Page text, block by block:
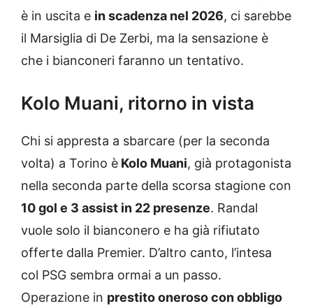
è in uscita e in scadenza nel 2026, ci sarebbe
il Marsiglia di De Zerbi, ma la sensazione è
che i bianconeri faranno un tentativo.
Kolo Muani, ritorno in vista
Chi si appresta a sbarcare (per la seconda
volta) a Torino è Kolo Muani, già protagonista
nella seconda parte della scorsa stagione con
10 gol e 3 assist in 22 presenze. Randal
vuole solo il bianconero e ha già rifiutato
offerte dalla Premier. D’altro canto, l’intesa
col PSG sembra ormai a un passo.
Operazione in prestito oneroso con obbligo